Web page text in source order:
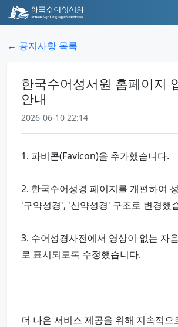
← 공지사항 목록
한국수어성서원 홈페이지
안내
2026-06-10 22:14
1. 파비콘(Favicon)을 추가했습니다.
2. 한국수어성경 페이지를 개편하여
'구약성경', '신약성경' 구조로 변경했
3. 수어성경사전에서 영상이 없는 자
로 표시되도록 수정했습니다.
더 나은 서비스 제공을 위해 지속적으